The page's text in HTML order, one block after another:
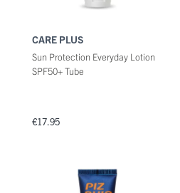
CARE PLUS
Sun Protection Everyday Lotion
SPF50+ Tube
€17.95